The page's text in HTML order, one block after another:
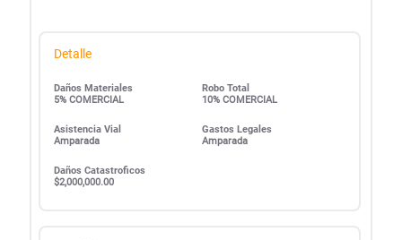
Detalle
Daños Materiales
5% COMERCIAL
Robo Total
10% COMERCIAL
Asistencia Vial
Amparada
Gastos Legales
Amparada
Daños Catastroficos
$2,000,000.00